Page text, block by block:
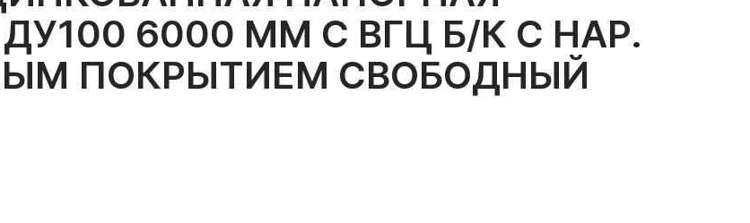
6000 ММ С ВГЦ Б/К С НАР.
ПОКРЫТИЕМ СВОБОДНЫЙ